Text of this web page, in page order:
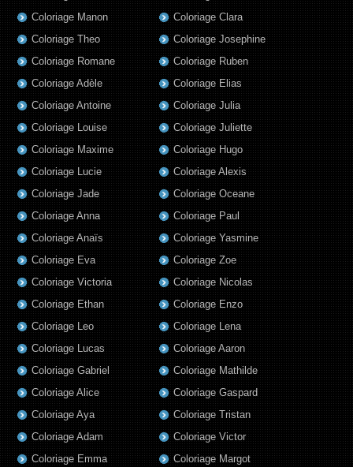
Coloriage Manon
Coloriage Theo
Coloriage Romane
Coloriage Adèle
Coloriage Antoine
Coloriage Louise
Coloriage Maxime
Coloriage Lucie
Coloriage Jade
Coloriage Anna
Coloriage Anaïs
Coloriage Eva
Coloriage Victoria
Coloriage Ethan
Coloriage Leo
Coloriage Lucas
Coloriage Gabriel
Coloriage Alice
Coloriage Aya
Coloriage Adam
Coloriage Emma
Coloriage Clara
Coloriage Josephine
Coloriage Ruben
Coloriage Elias
Coloriage Julia
Coloriage Juliette
Coloriage Hugo
Coloriage Alexis
Coloriage Oceane
Coloriage Paul
Coloriage Yasmine
Coloriage Zoe
Coloriage Nicolas
Coloriage Enzo
Coloriage Lena
Coloriage Aaron
Coloriage Mathilde
Coloriage Gaspard
Coloriage Tristan
Coloriage Victor
Coloriage Margot